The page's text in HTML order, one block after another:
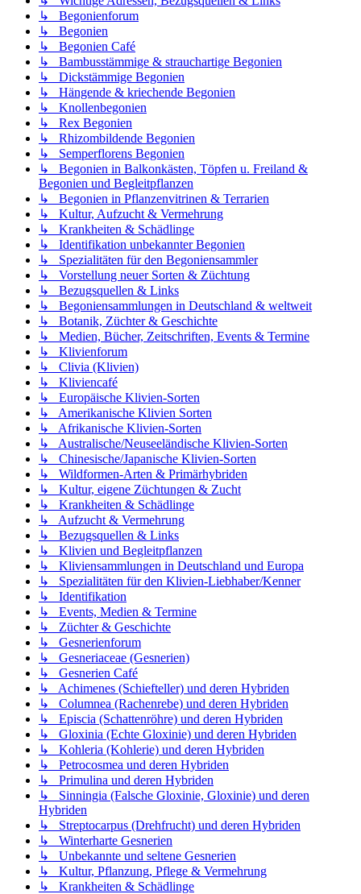
↳ Begonienforum
↳ Begonien
↳ Begonien Café
↳ Bambusstämmige & strauchartige Begonien
↳ Dickstämmige Begonien
↳ Hängende & kriechende Begonien
↳ Knollenbegonien
↳ Rex Begonien
↳ Rhizombildende Begonien
↳ Semperflorens Begonien
↳ Begonien in Balkonkästen, Töpfen u. Freiland &
Begonien und Begleitpflanzen
↳ Begonien in Pflanzenvitrinen & Terrarien
↳ Kultur, Aufzucht & Vermehrung
↳ Krankheiten & Schädlinge
↳ Identifikation unbekannter Begonien
↳ Spezialitäten für den Begoniensammler
↳ Vorstellung neuer Sorten & Züchtung
↳ Bezugsquellen & Links
↳ Begoniensammlungen in Deutschland & weltweit
↳ Botanik, Züchter & Geschichte
↳ Medien, Bücher, Zeitschriften, Events & Termine
↳ Klivienforum
↳ Clivia (Klivien)
↳ Kliviencafé
↳ Europäische Klivien-Sorten
↳ Amerikanische Klivien Sorten
↳ Afrikanische Klivien-Sorten
↳ Australische/Neuseeländische Klivien-Sorten
↳ Chinesische/Japanische Klivien-Sorten
↳ Wildformen-Arten & Primärhybriden
↳ Kultur, eigene Züchtungen & Zucht
↳ Krankheiten & Schädlinge
↳ Aufzucht & Vermehrung
↳ Bezugsquellen & Links
↳ Klivien und Begleitpflanzen
↳ Kliviensammlungen in Deutschland und Europa
↳ Spezialitäten für den Klivien-Liebhaber/Kenner
↳ Identifikation
↳ Events, Medien & Termine
↳ Züchter & Geschichte
↳ Gesnerienforum
↳ Gesneriaceae (Gesnerien)
↳ Gesnerien Café
↳ Achimenes (Schiefteller) und deren Hybriden
↳ Columnea (Rachenrebe) und deren Hybriden
↳ Episcia (Schattenröhre) und deren Hybriden
↳ Gloxinia (Echte Gloxinie) und deren Hybriden
↳ Kohleria (Kohlerie) und deren Hybriden
↳ Petrocosmea und deren Hybriden
↳ Primulina und deren Hybriden
↳ Sinningia (Falsche Gloxinie, Gloxinie) und deren
Hybriden
↳ Streptocarpus (Drehfrucht) und deren Hybriden
↳ Winterharte Gesnerien
↳ Unbekannte und seltene Gesnerien
↳ Kultur, Pflanzung, Pflege & Vermehrung
↳ Krankheiten & Schädlinge